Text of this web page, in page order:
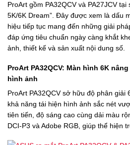
ProArt gồm PA32QCV và PA27JCV tại
5K/6K Dream”. Đây được xem là dấu
hiệu tiếp tục mang đến những giải
đáp ứng tiêu chuẩn ngày càng khắt
ảnh, thiết kế và sản xuất nội dung số.
ProArt PA32QCV: Màn hình 6K
hình ảnh
ProArt PA32QCV sở hữu độ phân giải
khả năng tái hiện hình ảnh sắc nét
tiên tiến, độ sáng cao cùng dải màu
DCI-P3 và Adobe RGB, giúp thể hiện